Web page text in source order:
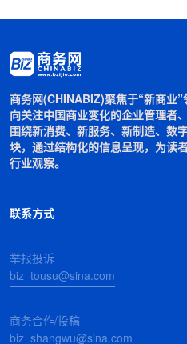
商务网(CHINABIZ)聚焦于“新商业
向关注中国商业变化的企业管理者
围绕新消费、新服务、新制造、数
块，通过结构化的信息呈现，为读
行业观察。
联系方式
举报投诉
biz_tousu@sina.com
商务合作/投稿
biz_shangwu@sina.com